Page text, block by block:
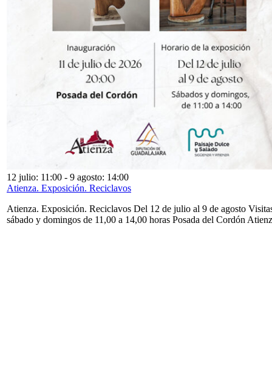
12 julio: 11:00 - 9 agosto: 14:00
Atienza. Exposición. Reciclavos
Atienza. Exposición. Reciclavos Del 12 de julio al 9 de agosto
sábado y domingos de 11,00 a 14,00 horas Posada del Cordón